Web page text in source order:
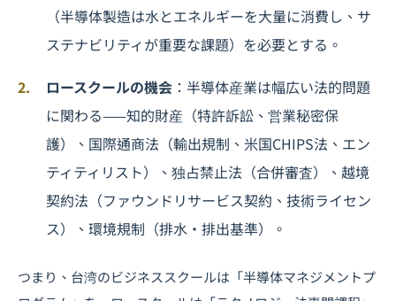
（半導体製造は水とエネルギーを大量に消費し、サ
ステナビリティが重要な課題）を必要とする。
ロースクールの機会 ：半導体産業は幅広い法的問題
に関わる——知的財産（特許訴訟、営業秘密保
護）、国際通商法（輸出規制、米国CHIPS法、エン
ティティリスト）、独占禁止法（合併審査）、越境
契約法（ファウンドリサービス契約、技術ライセン
ス）、環境規制（排水・排出基準）。
つまり、台湾のビジネススクールは「半導体マネジメントプ